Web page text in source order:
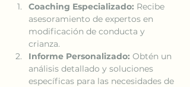
Coaching Especializado: Recibe
asesoramiento de expertos en
modificación de conducta y
crianza.
Informe Personalizado: Obtén un
análisis detallado y soluciones
específicas para las necesidades de